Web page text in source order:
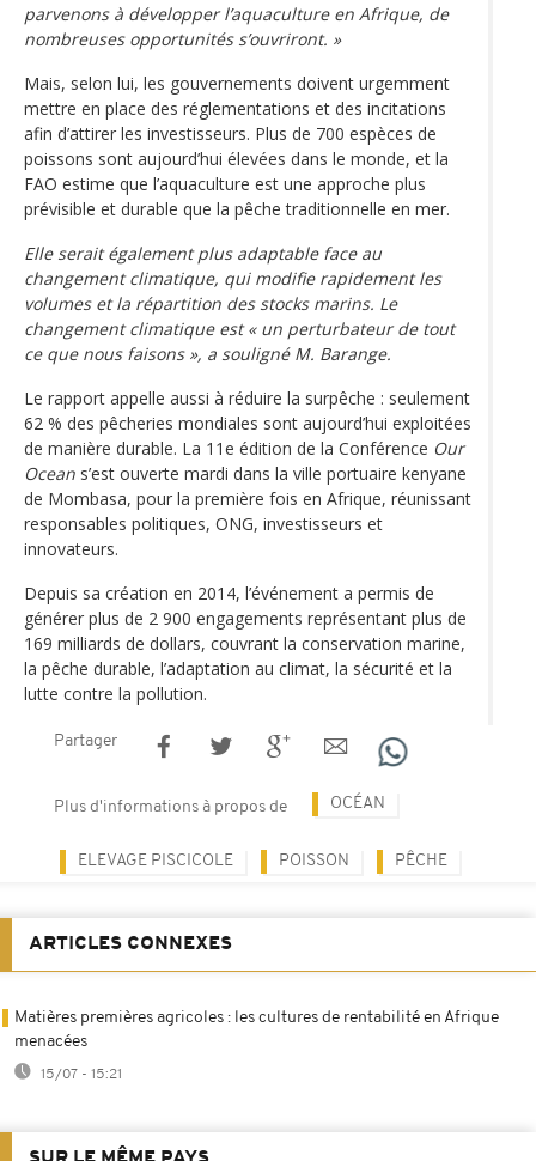
parvenons à développer l’aquaculture en Afrique, de
nombreuses opportunités s’ouvriront. »
Mais, selon lui, les gouvernements doivent urgemment
mettre en place des réglementations et des incitations
afin d’attirer les investisseurs. Plus de 700 espèces de
poissons sont aujourd’hui élevées dans le monde, et la
FAO estime que l’aquaculture est une approche plus
prévisible et durable que la pêche traditionnelle en mer.
Elle serait également plus adaptable face au
changement climatique, qui modifie rapidement les
volumes et la répartition des stocks marins. Le
changement climatique est « un perturbateur de tout
ce que nous faisons », a souligné M. Barange.
Le rapport appelle aussi à réduire la surpêche : seulement
62 % des pêcheries mondiales sont aujourd’hui exploitées
de manière durable. La 11e édition de la Conférence Our
Ocean s’est ouverte mardi dans la ville portuaire kenyane
de Mombasa, pour la première fois en Afrique, réunissant
responsables politiques, ONG, investisseurs et
innovateurs.
Depuis sa création en 2014, l’événement a permis de
générer plus de 2 900 engagements représentant plus de
169 milliards de dollars, couvrant la conservation marine,
la pêche durable, l’adaptation au climat, la sécurité et la
lutte contre la pollution.
Partager
Plus d'informations à propos de OCÉAN
ELEVAGE PISCICOLE POISSON PÊCHE
ARTICLES CONNEXES
Matières premières agricoles : les cultures de rentabilité en Afrique
menacées
15/07 - 15:21